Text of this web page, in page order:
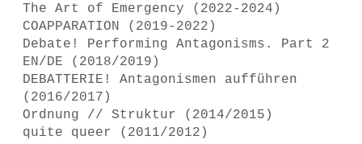
The Art of Emergency (2022-2024)
COAPPARATION (2019-2022)
Debate! Performing Antagonisms. Part 2
EN/DE (2018/2019)
DEBATTERIE! Antagonismen aufführen
(2016/2017)
Ordnung // Struktur (2014/2015)
quite queer (2011/2012)